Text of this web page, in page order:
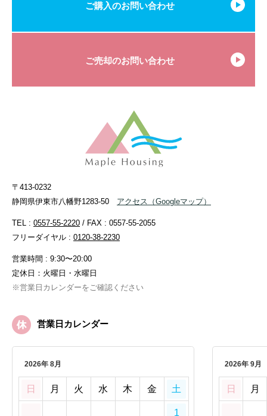
ご購入のお問い合わせ
ご売却のお問い合わせ
〒413-0232
静岡県伊東市八幡野1283-50
アクセス （Googleマップ）
TEL : 0557-55-2220 / FAX : 0557-55-2055
フリーダイヤル : 0120-38-2230
営業時間 : 9:30〜20:00
定休日：火曜日・水曜日
※営業日カレンダーをご確認ください
営業日カレンダー
2026年 8月
日 月 火 水 木 金 土
1
2026年 9月
日 月